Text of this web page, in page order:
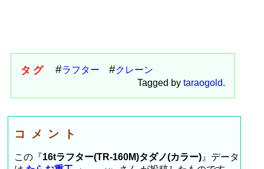
タグ ラフター
クレーン
Tagged by taraogold.
コメント
この『16tラフター(TR-160M)タダノ(カラー) 』データ